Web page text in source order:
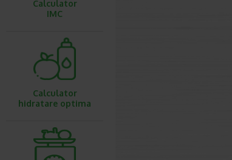
Calculator
IMC
Calculator
hidratare optima